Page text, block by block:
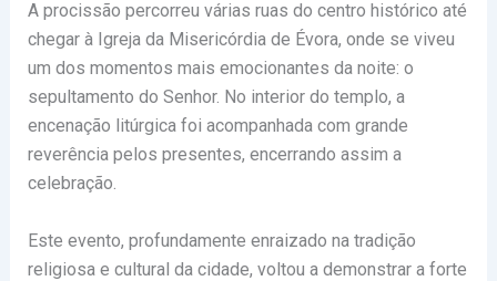
A procissão percorreu várias ruas do centro histórico até
chegar à Igreja da Misericórdia de Évora, onde se viveu
um dos momentos mais emocionantes da noite: o
sepultamento do Senhor. No interior do templo, a
encenação litúrgica foi acompanhada com grande
reverência pelos presentes, encerrando assim a
celebração.
Este evento, profundamente enraizado na tradição
religiosa e cultural da cidade, voltou a demonstrar a forte